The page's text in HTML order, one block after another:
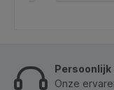
Persoonlijk
Onze